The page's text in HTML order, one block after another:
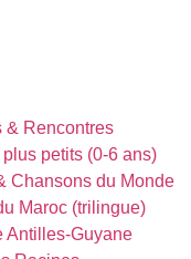
& Rencontres
plus petits (0-6 ans)
Chansons du Monde
Maroc (trilingue)
Antilles-Guyane